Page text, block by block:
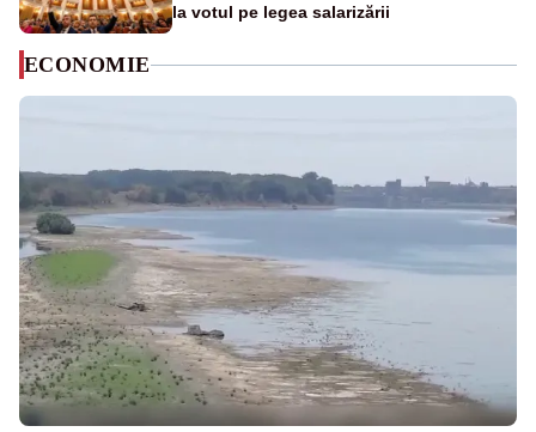
la votul pe legea salarizării
ECONOMIE